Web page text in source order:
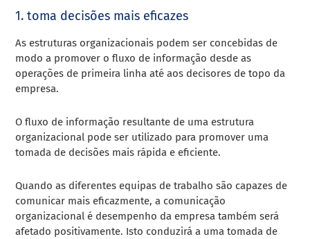
1. toma decisões mais eficazes
As estruturas organizacionais podem ser concebidas de
modo a promover o fluxo de informação desde as
operações de primeira linha até aos decisores de topo da
empresa.
O fluxo de informação resultante de uma estrutura
organizacional pode ser utilizado para promover uma
tomada de decisões mais rápida e eficiente.
Quando as diferentes equipas de trabalho são capazes de
comunicar mais eficazmente, a comunicação
organizacional é desempenho da empresa também será
afetado positivamente. Isto conduzirá a uma tomada de